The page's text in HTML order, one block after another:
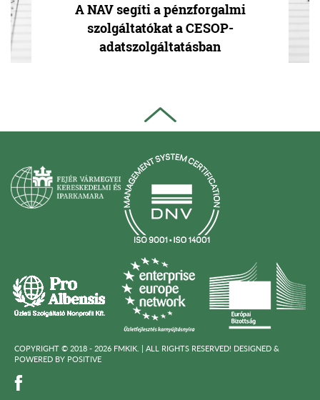
A NAV segíti a pénzforgalmi
szolgáltatókat a CESOP-
adatszolgáltatásban
COPYRIGHT © 2018 - 2026 FMKIK. | ALL RIGHTS RESERVED! DESIGNED &
POWERED BY POSITIVE